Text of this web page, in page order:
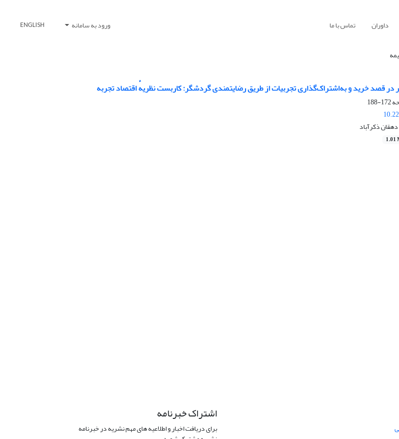
داوران تماس با ما ورود به سامانه ENGLISH
در قصد خرید و به‌اشتراک‌گذاری تجربیات از طریق رضایتمندی گردشگر: کاربست نظریهٔ اقتصاد تجربه
172-188
ذکرآباد
1.01
اشتراک خبرنامه
برای دریافت اخبار و اطلاعیه های مهم نشریه در خبرنامه